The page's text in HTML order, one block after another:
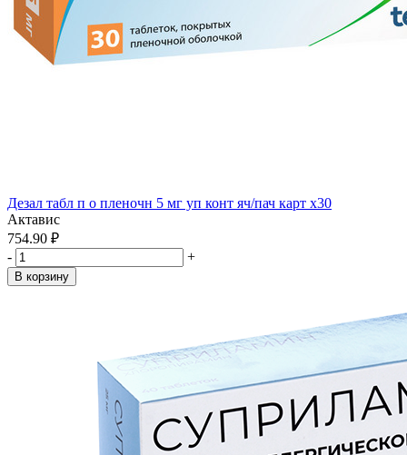
Дезал табл п о пленочн 5 мг уп конт яч/пач карт x30
Актавис
754.90 ₽
-
+
В корзину